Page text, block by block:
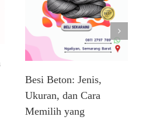
Besi Beton: Jenis,
Ukuran, dan Cara
Memilih yang